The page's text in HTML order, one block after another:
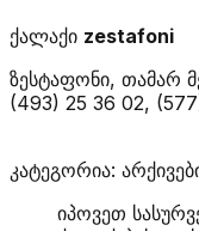
ქალაქი zestafoni
ზესტაფონი, თამარ
(493) 25 36 02,
კატეგორია:
იპოვეთ